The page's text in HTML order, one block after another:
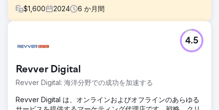
$1,600 2024 6 か月間
私たちの目標は、非ブランド キーワードで強力な SEO プレ
ゼンスを構築し、より大きな検索ボリュームの機会を活用す
索数が 6,800 のブランド キーワードに重点を置いていまし
たが、月間検索数が 28,000 という大きな可能性を秘めた非
ブランド キーワード カテゴリでの可視性が不足していまし
た。
Revver Digital
Revver Digital: 海洋分野での成功を加速する
4.5
Revver Digital は、オンラインおよびオフラインのあらゆる